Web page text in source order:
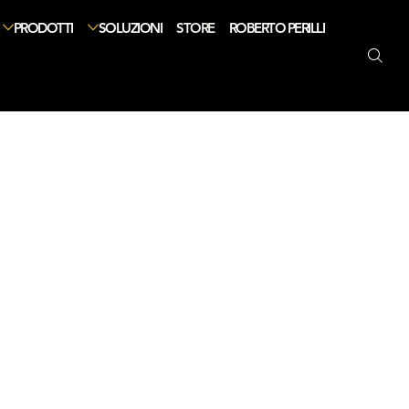
ROBERTO PERILLI
STORE
SOLUZIONI
PRODOTTI